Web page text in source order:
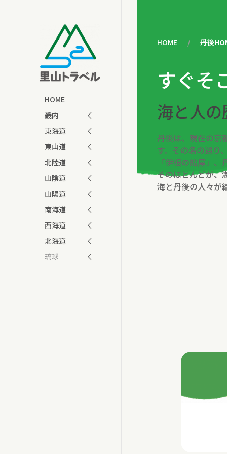
HOME
畿内
東海道
東山道
北陸道
山陰道
山陽道
南海道
西海道
北海道
琉球
HOME 丹後
すぐそ
海と人
丹後は、現在の京
す。その名の通り
「伊根の船屋」
そのほとんどが、
海と丹後の人々が